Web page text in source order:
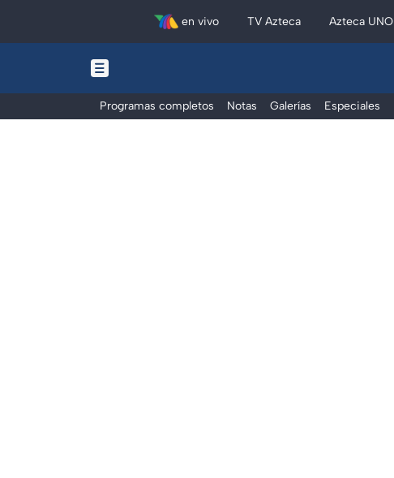
en vivo TV Azteca Azteca UNO
Programas completos Notas Galerías Especiales